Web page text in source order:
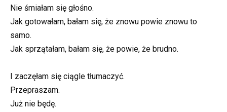
Nie śmiałam się głośno.
Jak gotowałam, bałam się, że znowu powie znowu to
samo.
Jak sprzątałam, bałam się, że powie, że brudno.
I zaczęłam się ciągle tłumaczyć.
Przepraszam.
Już nie będę.